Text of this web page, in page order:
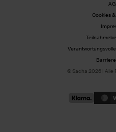
Cookies
© Sacha 2026 | Alle